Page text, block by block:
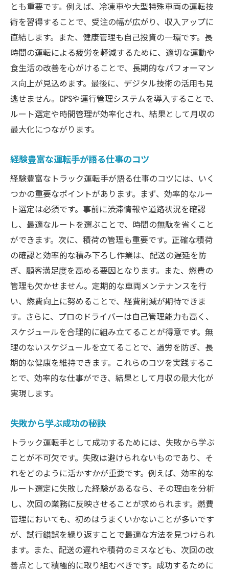
とも重要です。例えば、冷凍車や大型特殊車両の運転技
術を習得することで、受注の幅が広がり、収入アップに
直結します。また、健康管理も自己投資の一環です。長
時間の運転による疲労を軽減するために、適切な運動や
食生活の改善を心がけることで、長期的なパフォーマン
ス向上が見込めます。最後に、デジタル技術の活用も見
逃せません。GPSや運行管理システムを導入することで、
ルート選定や時間管理が効率化され、結果として月収の
最大化につながります。
経験豊富な運転手が語る仕事のコツ
経験豊富なトラック運転手が語る仕事のコツには、いく
つかの重要なポイントがあります。まず、効率的なルー
ト選定は必須です。事前に渋滞情報や道路状況を確認
し、最適なルートを選ぶことで、時間の無駄を省くこと
ができます。次に、積荷の管理も重要です。正確な積荷
の確認と効率的な積み下ろし作業は、配送の遅延を防
ぎ、顧客満足度を高める要因となります。また、燃費の
管理も欠かせません。定期的な車両メンテナンスを行
い、燃費向上に努めることで、経費削減が期待できま
す。さらに、プロのドライバーは自己管理能力も高く、
スケジュールを合理的に組み立てることが得意です。無
理のないスケジュールを立てることで、過労を防ぎ、長
期的な健康を維持できます。これらのコツを実践するこ
とで、効率的な仕事ができ、結果として月収の最大化が
実現します。
失敗から学ぶ成功の秘訣
トラック運転手として成功するためには、失敗から学ぶ
ことが不可欠です。失敗は避けられないものであり、そ
れをどのように活かすかが重要です。例えば、効率的な
ルート選定に失敗した経験があるなら、その理由を分析
し、次回の業務に反映させることが求められます。燃費
管理においても、初めはうまくいかないことが多いです
が、試行錯誤を繰り返すことで最適な方法を見つけられ
ます。また、配送の遅れや積荷のミスなども、次回の改
善点として積極的に取り組むべきです。成功するために